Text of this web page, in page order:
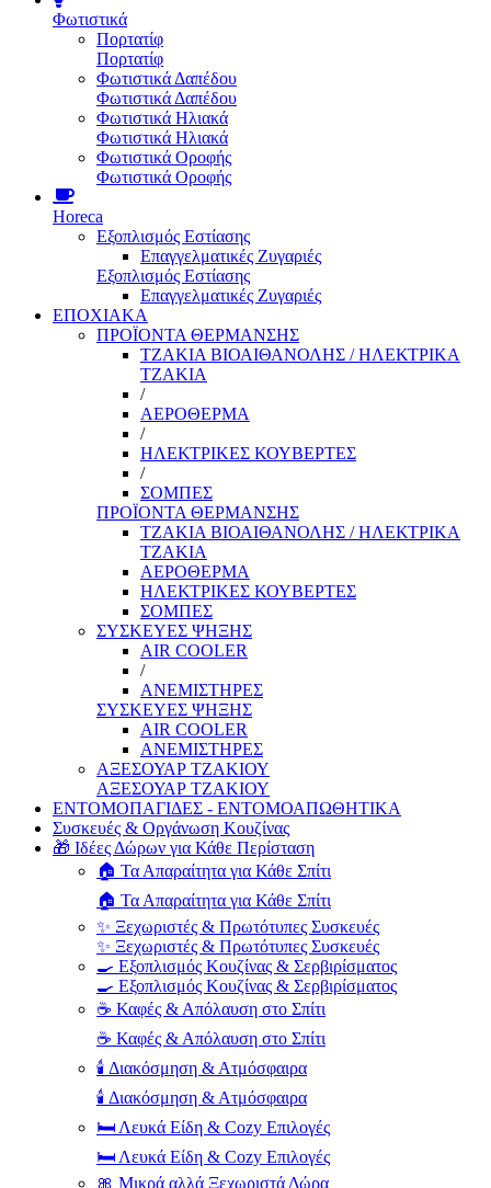
Φωτιστικά
Πορτατίφ
Πορτατίφ
Φωτιστικά Δαπέδου
Φωτιστικά Δαπέδου
Φωτιστικά Ηλιακά
Φωτιστικά Ηλιακά
Φωτιστικά Οροφής
Φωτιστικά Οροφής
Horeca
Εξοπλισμός Εστίασης
Επαγγελματικές Ζυγαριές
Εξοπλισμός Εστίασης
Επαγγελματικές Ζυγαριές
ΕΠΟΧΙΑΚΑ
ΠΡΟΪΟΝΤΑ ΘΕΡΜΑΝΣΗΣ
ΤΖΑΚΙΑ ΒΙΟΑΙΘΑΝΟΛΗΣ / ΗΛΕΚΤΡΙΚΑ
ΤΖΑΚΙΑ
/
ΑΕΡΟΘΕΡΜΑ
/
ΗΛΕΚΤΡΙΚΕΣ ΚΟΥΒΕΡΤΕΣ
/
ΣΟΜΠΕΣ
ΠΡΟΪΟΝΤΑ ΘΕΡΜΑΝΣΗΣ
ΤΖΑΚΙΑ ΒΙΟΑΙΘΑΝΟΛΗΣ / ΗΛΕΚΤΡΙΚΑ
ΤΖΑΚΙΑ
ΑΕΡΟΘΕΡΜΑ
ΗΛΕΚΤΡΙΚΕΣ ΚΟΥΒΕΡΤΕΣ
ΣΟΜΠΕΣ
ΣΥΣΚΕΥΕΣ ΨΗΞΗΣ
AIR COOLER
/
ΑΝΕΜΙΣΤΗΡΕΣ
ΣΥΣΚΕΥΕΣ ΨΗΞΗΣ
AIR COOLER
ΑΝΕΜΙΣΤΗΡΕΣ
ΑΞΕΣΟΥΑΡ ΤΖΑΚΙΟΥ
ΑΞΕΣΟΥΑΡ ΤΖΑΚΙΟΥ
ΕΝΤΟΜΟΠΑΓΙΔΕΣ - ΕΝΤΟΜΟΑΠΩΘΗΤΙΚΑ
Συσκευές & Οργάνωση Κουζίνας
🎁 Ιδέες Δώρων για Κάθε Περίσταση
🏠 Τα Απαραίτητα για Κάθε Σπίτι
🏠 Τα Απαραίτητα για Κάθε Σπίτι
✨ Ξεχωριστές & Πρωτότυπες Συσκευές
✨ Ξεχωριστές & Πρωτότυπες Συσκευές
🍳 Εξοπλισμός Κουζίνας & Σερβιρίσματος
🍳 Εξοπλισμός Κουζίνας & Σερβιρίσματος
☕ Καφές & Απόλαυση στο Σπίτι
☕ Καφές & Απόλαυση στο Σπίτι
🕯️ Διακόσμηση & Ατμόσφαιρα
🕯️ Διακόσμηση & Ατμόσφαιρα
🛏️ Λευκά Είδη & Cozy Επιλογές
🛏️ Λευκά Είδη & Cozy Επιλογές
🎀 Μικρά αλλά Ξεχωριστά Δώρα